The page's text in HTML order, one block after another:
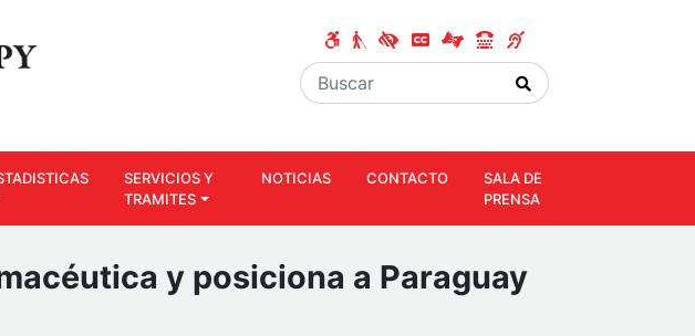
SERVICIOS Y
TRAMITES
NOTICIAS CONTACTO
SALA DE
PRENSA
y posiciona a Paraguay